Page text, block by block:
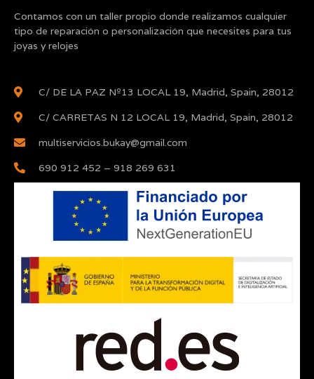
Contamos con un taller propio donde realizamos cualquier
tipo de reparación o personalización que necesites para tus
joyas y relojes
C/ DE LA PAZ Nº13 LOCAL 19, Madrid, Spain, 28012
C/ CARRETAS N 12 LOCAL 19, Madrid, Spain, 28012
multiservicios.bukay@gmail.com
690 912 452 – 918 269 631